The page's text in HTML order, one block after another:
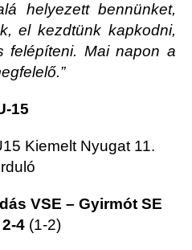
helyezett bennünket,
el kezdtünk kapkodni,
felépíteni. Mai napon a
15
Kiemelt Nyugat 11.
VSE – Gyirmót SE
4 (1-2)